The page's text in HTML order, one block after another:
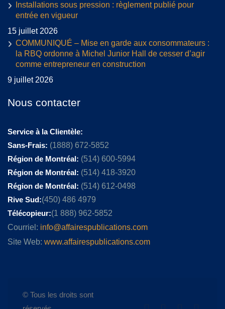
Installations sous pression : règlement publié pour
entrée en vigueur
15 juillet 2026
COMMUNIQUÉ – Mise en garde aux consommateurs :
la RBQ ordonne à Michel Junior Hall de cesser d’agir
comme entrepreneur en construction
9 juillet 2026
Nous contacter
Service à la Clientèle:
Sans-Frais: (1888) 672-5852
Région de Montréal: (514) 600-5994
Région de Montréal: (514) 418-3920
Région de Montréal: (514) 612-0498
Rive Sud:(450) 486 4979
Télécopieur:(1 888) 962-5852
Courriel: info@affairespublications.com
Site Web: www.affairespublications.com
© Tous les droits sont